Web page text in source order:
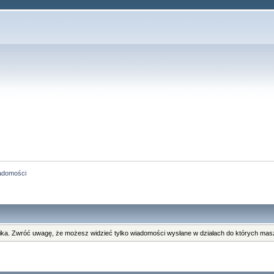
Zwróć uwagę, że możesz widzieć tylko wiadomości wysłane w działach do których